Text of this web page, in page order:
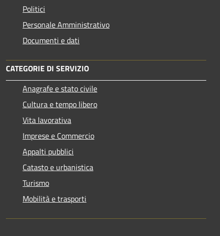
Politici
Personale Amministrativo
Documenti e dati
CATEGORIE DI SERVIZIO
Anagrafe e stato civile
Cultura e tempo libero
Vita lavorativa
Imprese e Commercio
Appalti pubblici
Catasto e urbanistica
Turismo
Mobilità e trasporti